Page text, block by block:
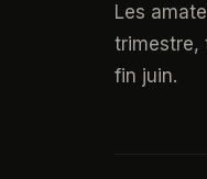
Les
trimestre,
fin juin.